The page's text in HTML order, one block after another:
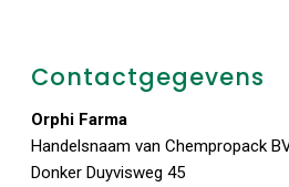
Contactgegevens
Orphi Farma
Handelsnaam van Chempropack
Donker Duyvisweg 45